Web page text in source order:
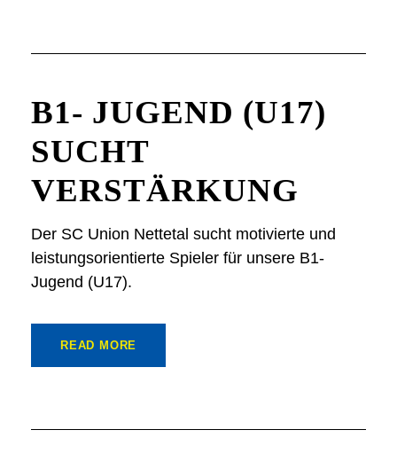
B1- JUGEND (U17)
SUCHT
VERSTÄRKUNG
Der SC Union Nettetal sucht motivierte und
leistungsorientierte Spieler für unsere B1-
Jugend (U17).
READ MORE